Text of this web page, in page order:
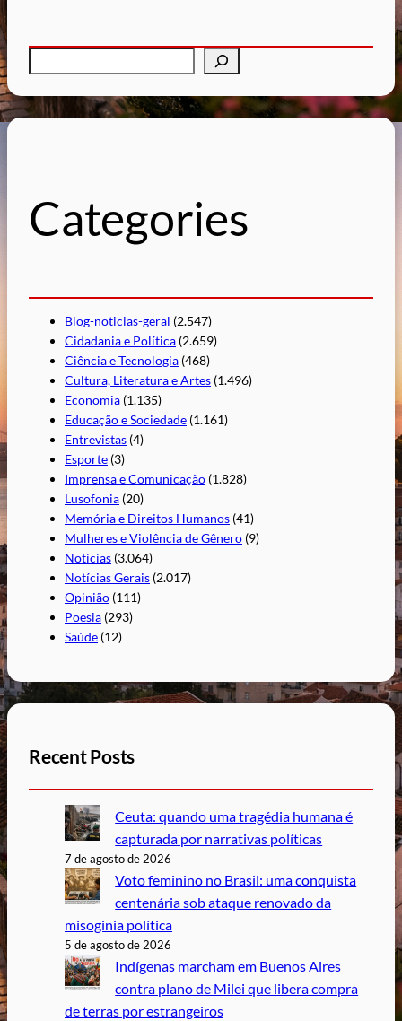
s
aCategories
Blog-noticias-geral (2.547)
Cidadania e Política (2.659)
Ciência e Tecnologia (468)
Cultura, Literatura e Artes (1.496)
Economia (1.135)
Educação e Sociedade (1.161)
Entrevistas (4)
Esporte (3)
Imprensa e Comunicação (1.828)
Lusofonia (20)
Memória e Direitos Humanos (41)
Mulheres e Violência de Gênero (9)
Noticias (3.064)
Notícias Gerais (2.017)
Opinião (111)
Poesia (293)
Saúde (12)
Recent Posts
Ceuta: quando uma tragédia humana é
capturada por narrativas políticas
7 de agosto de 2026
Voto feminino no Brasil: uma conquista
centenária sob ataque renovado da
misoginia política
5 de agosto de 2026
Indígenas marcham em Buenos Aires
contra plano de Milei que libera compra
de terras por estrangeiros